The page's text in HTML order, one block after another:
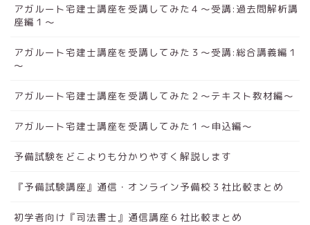
アガルート宅建士講座を受講してみた４～受講:過去問解析講
座編１～
アガルート宅建士講座を受講してみた３～受講:総合講義編１
～
アガルート宅建士講座を受講してみた２～テキスト教材編～
アガルート宅建士講座を受講してみた１～申込編～
予備試験をどこよりも分かりやすく解説します
『予備試験講座』通信・オンライン予備校３社比較まとめ
初学者向け『司法書士』通信講座６社比較まとめ